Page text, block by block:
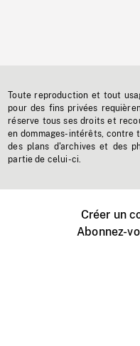
Toute reproduction et tout
pour des fins privées
réserve tous ses droits et
en dommages-intérêts, contre
des plans d'archives et des
partie de celui-ci.
Créer un
Abonnez-